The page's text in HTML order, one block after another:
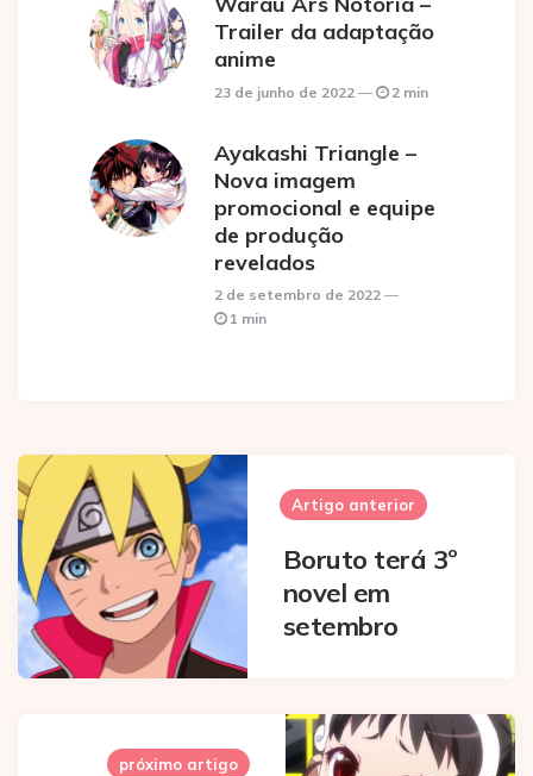
Trailer da adaptação
anime
23 de junho de 2022 2 min
Ayakashi Triangle –
Nova imagem
promocional e equipe
de produção
revelados
2 de setembro de 2022
1 min
Post
navigation
Artigo anterior
Boruto terá 3º
novel em
setembro
próximo artigo